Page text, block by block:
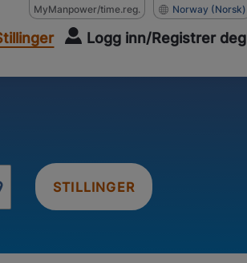
MyManpower/time.reg. Norway (Norsk)
Logg inn/Registrer deg
STILLINGER